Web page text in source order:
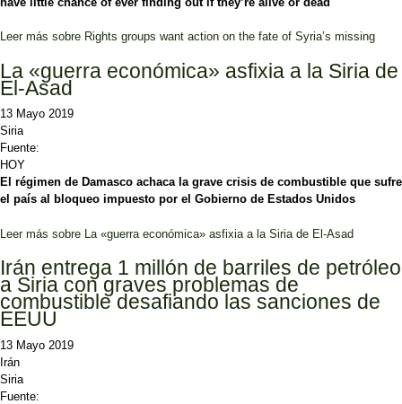
Leer más sobre Rights groups want action on the fate of Syria’s missing
La «guerra económica» asfixia a la Siria de
El-Asad
13 Mayo 2019
Siria
Fuente:
HOY
El régimen de Damasco achaca la grave crisis de combustible que sufre
el país al bloqueo impuesto por el Gobierno de Estados Unidos
Leer más sobre La «guerra económica» asfixia a la Siria de El-Asad
Irán entrega 1 millón de barriles de petróleo
a Siria con graves problemas de
combustible desafiando las sanciones de
EEUU
13 Mayo 2019
Irán
Siria
Fuente: